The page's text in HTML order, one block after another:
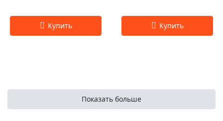
Показать больше